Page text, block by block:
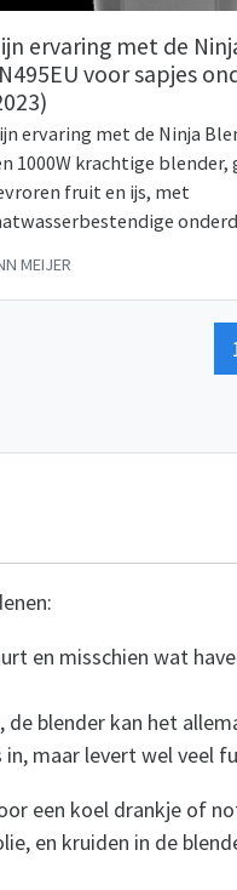
ervaring met de
voor sapjes
ervaring met de Ninja
1000W krachtige
fruit en ijs, met
MEIJER
en misschien wat
blender kan het
maar levert wel veel
een koel drankje of
en kruiden in de